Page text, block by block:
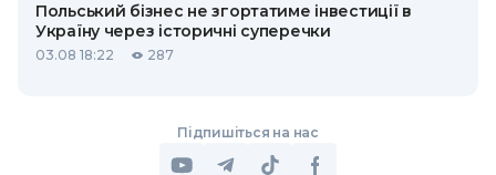
Польський бізнес не згортатиме інвестиції в
Україну через історичні суперечки
03.08 18:22 287
Підпишіться на нас